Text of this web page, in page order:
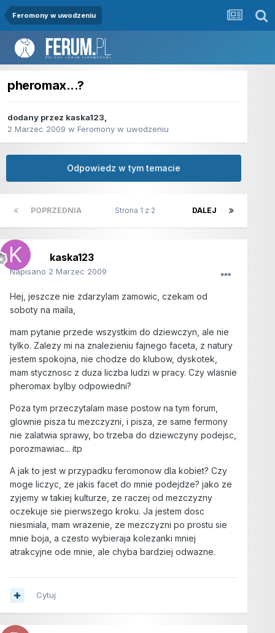
Feromony w uwodzeniu
pheromax...?
dodany przez kaska123,
2 Marzec 2009 w Feromony w uwodzeniu
Odpowiedz w tym temacie
POPRZEDNIA DALEJ
Strona 1 z 2
kaska123
Napisano 2 Marzec 2009
Hej, jeszcze nie zdarzylam zamowic, czekam od
soboty na maila,
mam pytanie przede wszystkim do dziewczyn, ale nie
tylko. Zalezy mi na znalezieniu fajnego faceta, z natury
jestem spokojna, nie chodze do klubow, dyskotek,
mam stycznosc z duza liczba ludzi w pracy. Czy wlasnie
pheromax bylby odpowiedni?
Poza tym przeczytalam mase postow na tym forum,
glownie pisza tu mezczyzni, i pisza, ze same fermony
nie zalatwia sprawy, bo trzeba do dziewczyny podejsc,
porozmawiac... itp
A jak to jest w przypadku feromonow dla kobiet? Czy
moge liczyc, ze jakis facet do mnie podejdze? jako ze
zyjemy w takiej kulturze, ze raczej od mezczyzny
oczekuje sie pierwszego kroku. Ja jestem dosc
niesmiala, mam wrazenie, ze mezczyzni po prostu sie
mnie boja, a czesto wybieraja kolezanki mniej
atrakcyjne ode mnie, ale chyba bardziej odwazne.
Cytuj